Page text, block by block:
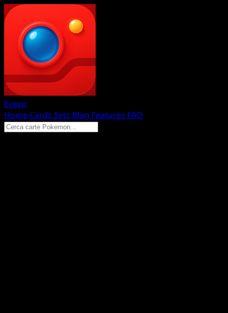
Eyevo
Home Cards Sets Blog Features FAQ